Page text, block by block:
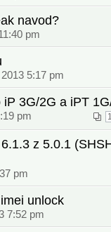
navod?
pm
5:17 pm
3G/2G a iPT
pm
z 5.0.1
pm
unlock
7:52 pm